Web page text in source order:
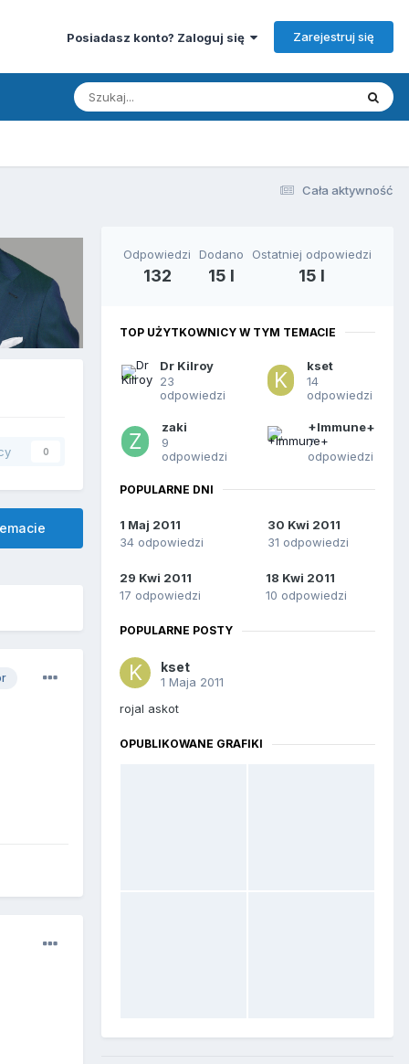
Posiadasz konto? Zaloguj się Zarejestruj się
Cała aktywność
0
Odpowiedzi
132
Dodano
15 l
Ostatniej odpowiedzi
15 l
TOP UŻYTKOWNICY W TYM TEMACIE
Dr Kilroy
23
odpowiedzi
kset
14
odpowiedzi
zaki
9
odpowiedzi
+Immune+
7
odpowiedzi
POPULARNE DNI
1 Maj 2011
34 odpowiedzi
30 Kwi 2011
31 odpowiedzi
29 Kwi 2011
17 odpowiedzi
18 Kwi 2011
10 odpowiedzi
POPULARNE POSTY
kset
1 Maja 2011
rojal askot
OPUBLIKOWANE GRAFIKI